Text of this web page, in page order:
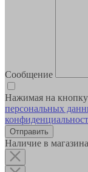
Сообщение
Нажимая на
персональных
Наличие в